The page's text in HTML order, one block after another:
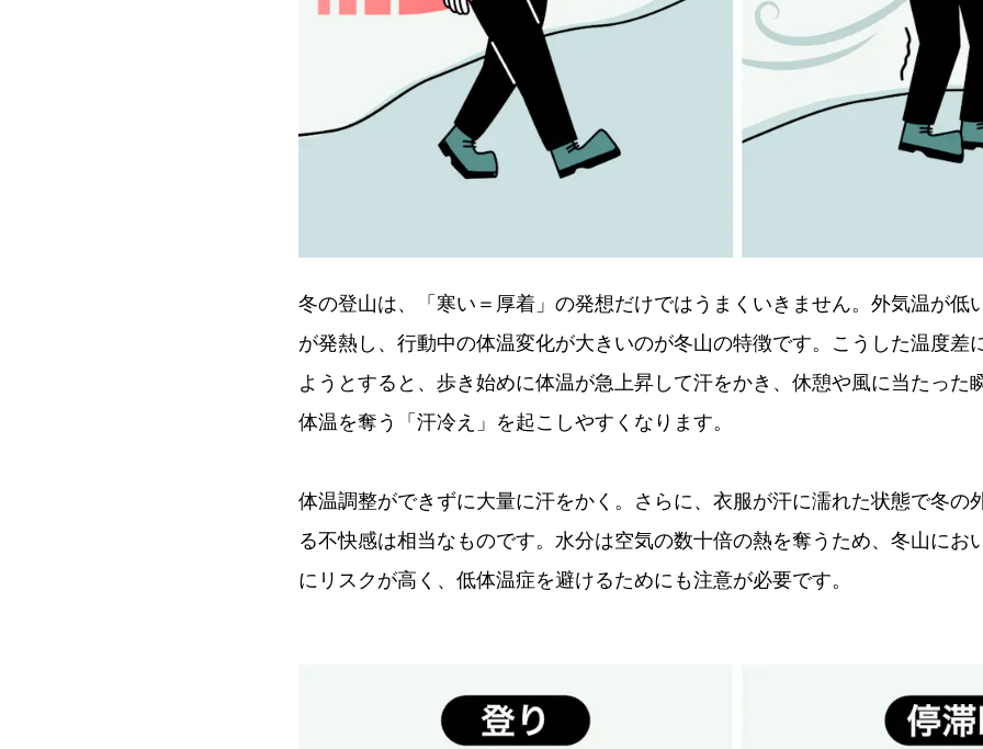
冬の登山は、「寒い＝厚着」の発想だけではうまくいきません。外気温が低
が発熱し、行動中の体温変化が大きいのが冬山の特徴です。こうした温度差
ようとすると、歩き始めに体温が急上昇して汗をかき、休憩や風に当たった
体温を奪う「汗冷え」を起こしやすくなります。
体温調整ができずに大量に汗をかく。さらに、衣服が汗に濡れた状態で冬の
る不快感は相当なものです。水分は空気の数十倍の熱を奪うため、冬山にお
にリスクが高く、低体温症を避けるためにも注意が必要です。